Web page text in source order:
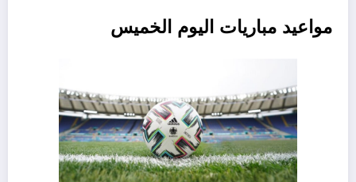
مواعيد مباريات اليوم الخميس